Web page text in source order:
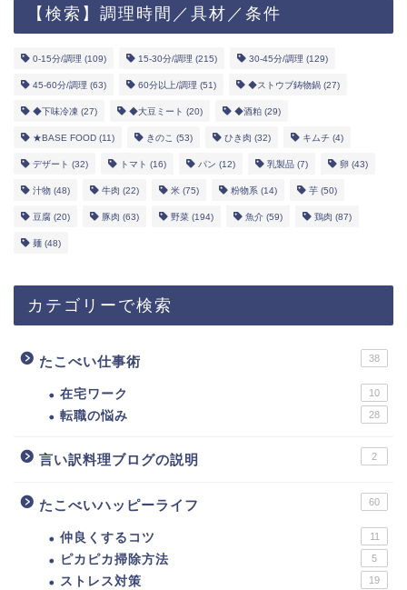
【検索】調理時間／具材／条件
0-15分/調理 (109) 15-30分/調理 (215) 30-45分/調理 (129)
45-60分/調理 (63) 60分以上/調理 (51) ◆ストウブ鋳物鍋 (27)
◆下味冷凍 (27) ◆大豆ミート (20) ◆酒粕 (29)
★BASE FOOD (11) きのこ (53) ひき肉 (32) キムチ (4)
デザート (32) トマト (16) パン (12) 乳製品 (7) 卵 (43)
汁物 (48) 牛肉 (22) 米 (75) 粉物系 (14) 芋 (50)
豆腐 (20) 豚肉 (63) 野菜 (194) 魚介 (59) 鶏肉 (87)
麺 (48)
カテゴリーで検索
たこべい仕事術 38
在宅ワーク 10
転職の悩み 28
言い訳料理ブログの説明 2
たこべいハッピーライフ 60
仲良くするコツ 11
ピカピカ掃除方法 5
ストレス対策 19